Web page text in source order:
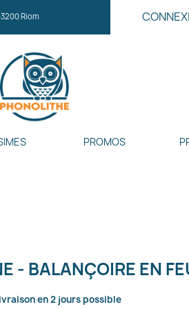
Riom
PROMOS
- BALANÇOIRE EN
en 2 jours possible